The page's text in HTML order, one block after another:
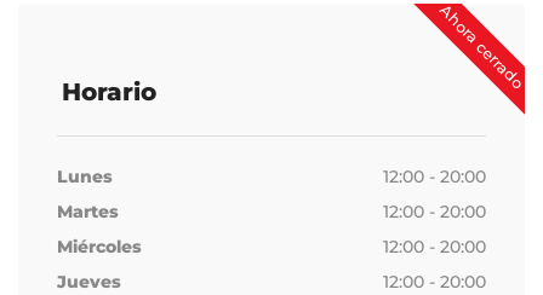
Ahora cerrado
Horario
Lunes
12:00 - 20:00
Martes
12:00 - 20:00
Miércoles
12:00 - 20:00
Jueves
12:00 - 20:00